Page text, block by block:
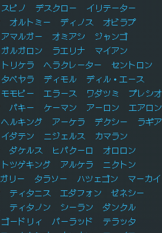
スピノ デスクロー
イリテーター
オルトミー ディノス
オビラプ
アマルガー オミアシ
ジャンゴ
ガルガロン ラエリナ
マイアン
トリケラ ヘラクレーター
セントロン
タペヤラ ディモル
ディル・エース
モモピー エラース ワダツミ
プレシオ
パキー ケーマン アーロン
エアロン
ヘルキング アーケラ デクシー
ラギア
イダテン ニジェルス
カマラン
ダケルス ヒパクーロ
オロロン
トツゲキング アルケラ
ニクトン
リー タラソー ハツェゴン
マーカイ
ティタニス エダフォン
ゼネシー
ティタノン シーラン
ダンクル
ゴードリィ パーラッド
テラッタ